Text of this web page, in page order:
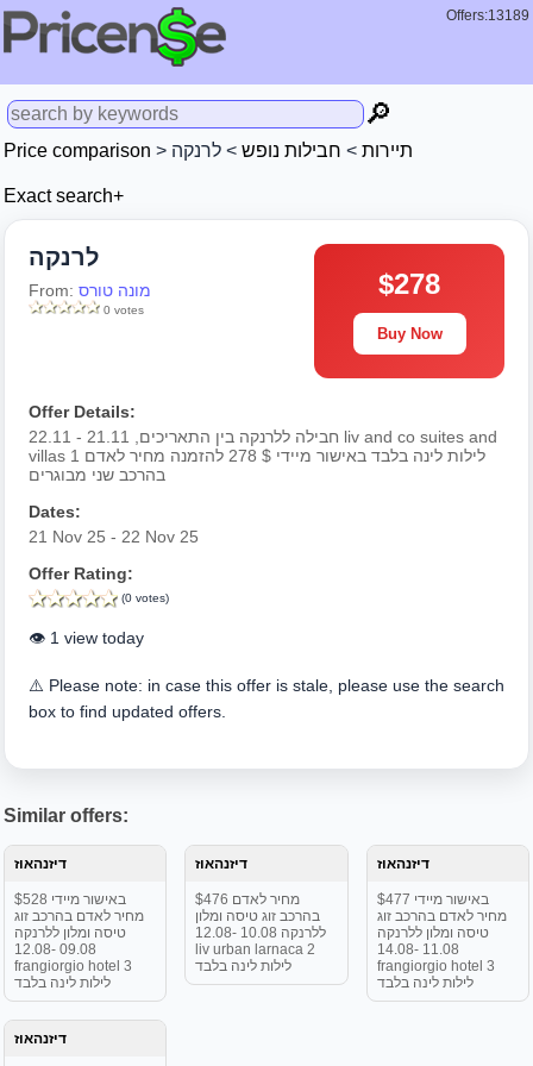
Offers:13189
🔎
Price comparison > תיירות > חבילות נופש > לרנקה
Exact search+
לרנקה
From: מונה טורס
0 votes
$278
Buy Now
Offer Details:
חבילה ללרנקה בין התאריכים, 21.11 - 22.11 liv and co suites and
villas 1 לילות לינה בלבד באישור מיידי $ 278 להזמנה מחיר לאדם
בהרכב שני מבוגרים
Dates:
21 Nov 25 - 22 Nov 25
Offer Rating:
(0 votes)
👁️ 1 view today
⚠️ Please note: in case this offer is stale, please use the search
box to find updated offers.
Similar offers:
דיזנהאוז
$528 באישור מיידי
מחיר לאדם בהרכב זוג
טיסה ומלון ללרנקה
09.08 -12.08
frangiorgio hotel 3
לילות לינה בלבד
דיזנהאוז
$476 מחיר לאדם
בהרכב זוג טיסה ומלון
ללרנקה 10.08 -12.08
liv urban larnaca 2
לילות לינה בלבד
דיזנהאוז
$477 באישור מיידי
מחיר לאדם בהרכב זוג
טיסה ומלון ללרנקה
11.08 -14.08
frangiorgio hotel 3
לילות לינה בלבד
דיזנהאוז